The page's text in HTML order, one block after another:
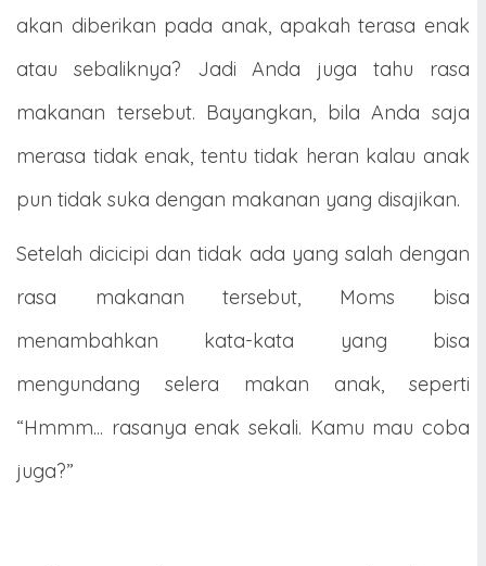
akan diberikan pada anak, apakah terasa enak
atau sebaliknya? Jadi Anda juga tahu rasa
makanan tersebut. Bayangkan, bila Anda saja
merasa tidak enak, tentu tidak heran kalau anak
pun tidak suka dengan makanan yang disajikan.
Setelah dicicipi dan tidak ada yang salah dengan
rasa makanan tersebut, Moms bisa
menambahkan kata-kata yang bisa
mengundang selera makan anak, seperti
“Hmmm... rasanya enak sekali. Kamu mau coba
juga?”